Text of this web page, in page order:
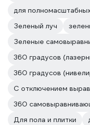
для
Зеленый луч
Зеленые
360 градусов
360 градусов
С отключением
360
Для пола и плитки